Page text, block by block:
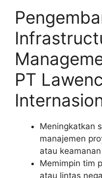
PT
Meningkatkan
manajemen
atau keamanan
Memimpin tim
atau lintas